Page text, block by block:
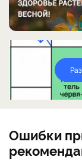
Ошибки